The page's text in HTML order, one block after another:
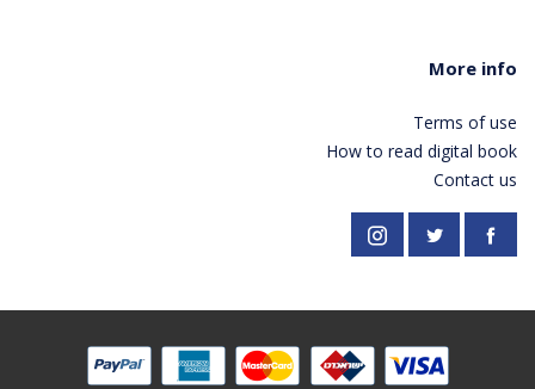
More info
Terms of use
How to read digital book
Contact us
Facebook
https://twitter.com/PardesPublish
Instagram